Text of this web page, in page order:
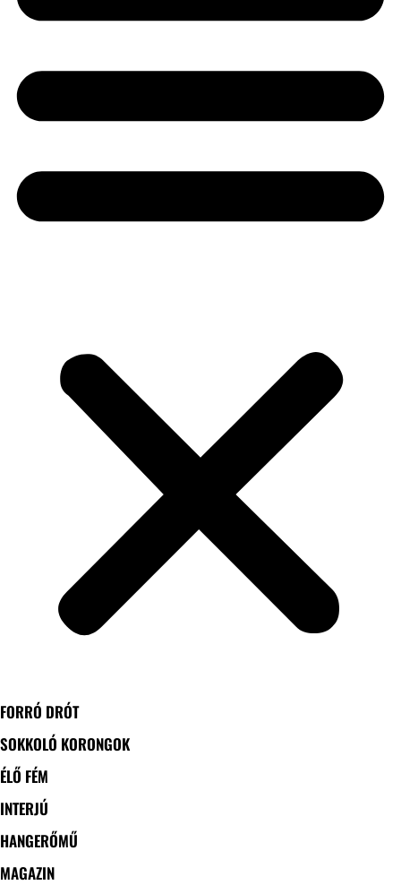
FORRÓ DRÓT
SOKKOLÓ KORONGOK
ÉLŐ FÉM
INTERJÚ
HANGERŐMŰ
MAGAZIN